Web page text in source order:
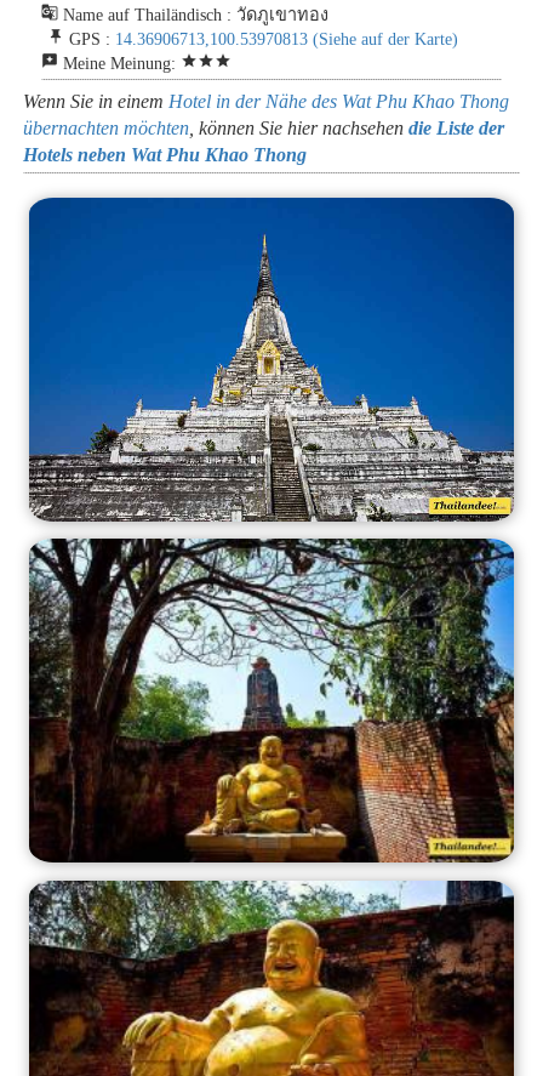
g_translate Name auf Thailändisch : วัดภูเขาทอง
push_pin GPS : 14.36906713,100.53970813 (Siehe auf der Karte)
reviews Meine Meinung: starstarstar
Wenn Sie in einem Hotel in der Nähe des Wat Phu Khao Thong
übernachten möchten , können Sie hier nachsehendie Liste der
Hotels neben Wat Phu Khao Thong